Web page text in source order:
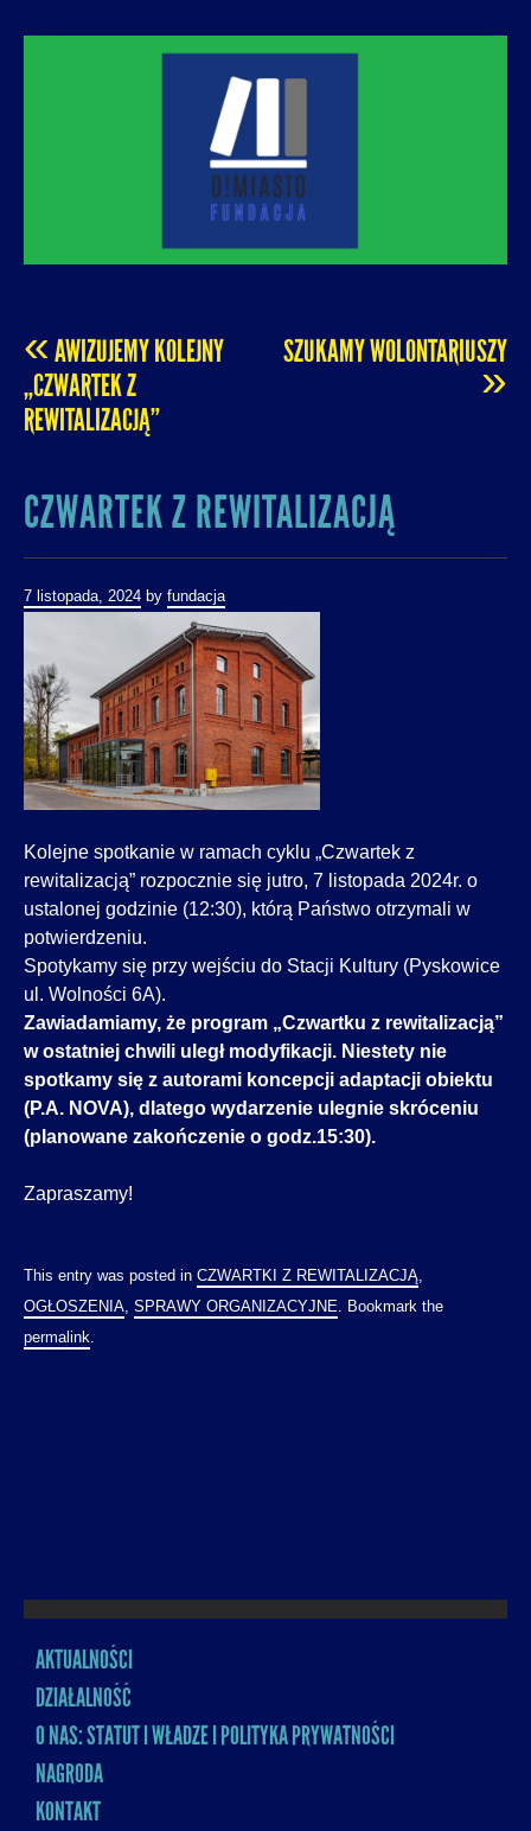
URBANIZACJI – PROMUJEMY I WSPIERAMY
ROZWÓJ MIAST I MIEJSKICH WSPÓLNOT.
O! MIASTO
POST
NAVIGATION
«AWIZUJEMY KOLEJNY
„CZWARTEK Z
REWITALIZACJĄ”
SZUKAMY WOLONTARIUSZY
»
CZWARTEK Z REWITALIZACJĄ
7 listopada, 2024 by fundacja
Kolejne spotkanie w ramach cyklu „Czwartek z
rewitalizacją” rozpocznie się jutro, 7 listopada 2024r. o
ustalonej godzinie (12:30), którą Państwo otrzymali w
potwierdzeniu.
Spotykamy się przy wejściu do Stacji Kultury (Pyskowice
ul. Wolności 6A).
Zawiadamiamy, że program „Czwartku z rewitalizacją”
w ostatniej chwili uległ modyfikacji. Niestety nie
spotkamy się z autorami koncepcji adaptacji obiektu
(P.A. NOVA), dlatego wydarzenie ulegnie skróceniu
(planowane zakończenie o godz.15:30).
Zapraszamy!
This entry was posted in CZWARTKI Z REWITALIZACJĄ
OGŁOSZENIA SPRAWY ORGANIZACYJNE . Bookmark the
permalink
MENU
AKTUALNOŚCI
DZIAŁALNOŚĆ
O NAS: STATUT I WŁADZE I POLITYKA PRYWATNOŚCI
NAGRODA
KONTAKT